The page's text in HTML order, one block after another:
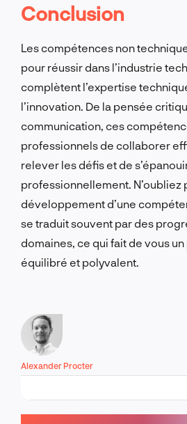
Conclusion
Les compétences non
pour réussir dans l’industrie
complètent l’expertise
l’innovation. De la pensée
communication, ces
professionnels de collaborer
relever les défis et de
professionnellement. N’oubliez
développement d’une
se traduit souvent par des
domaines, ce qui fait de vous
équilibré et polyvalent.
Alexander Procter